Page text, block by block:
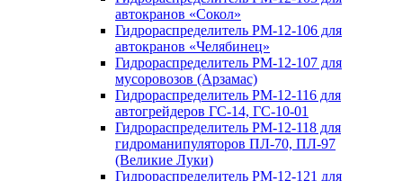
автокранов «Сокол»
Гидрораспределитель РМ-12-106 для
автокранов «Челябинец»
Гидрораспределитель РМ-12-107 для
мусоровозов (Арзамас)
Гидрораспределитель РМ-12-116 для
автогрейдеров ГС-14, ГС-10-01
Гидрораспределитель РМ-12-118 для
гидроманипуляторов ПЛ-70, ПЛ-97
(Великие Луки)
Гидрораспределитель РМ-12-121 для